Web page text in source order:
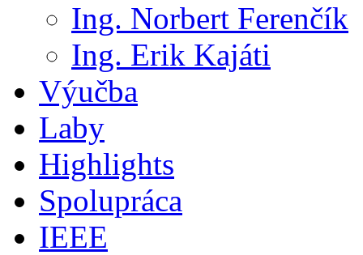
Ing. Norbert Ferenčík
Ing. Erik Kajáti
Výučba
Laby
Highlights
Spolupráca
IEEE